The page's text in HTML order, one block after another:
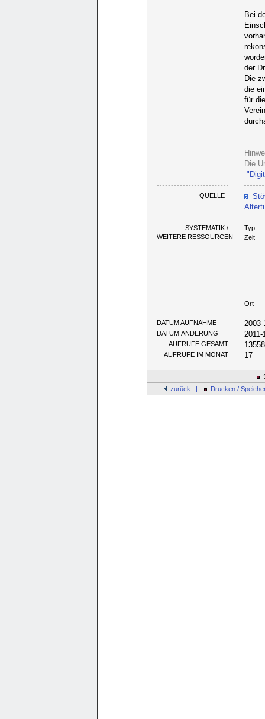
Bei
der
Die
die
für
Die
QUELLE
SYSTEMATIK /
WEITERE RESSOURCEN
Typ
Zeit
Ort
DATUM AUFNAHME 2003-
DATUM ÄNDERUNG 2011-
AUFRUFE GESAMT 13558
AUFRUFE IM MONAT 17
zurück |
Drucken /